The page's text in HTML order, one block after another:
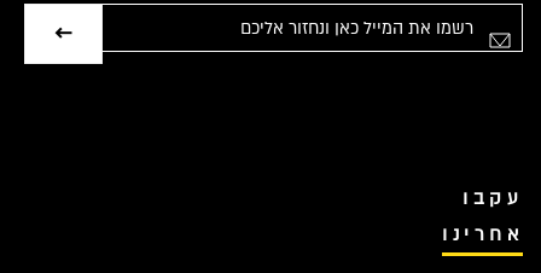
אימייל
עקבו
אחרינו